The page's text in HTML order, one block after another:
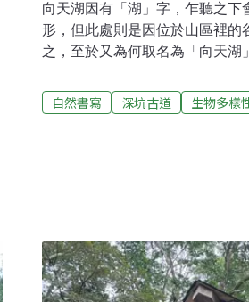
向天湖因有「湖」字，乍聽之
形，但此處則是因位於山區裡的
之，至於又為何取名為「向天湖
尾出發，經中正橋至文山路後左
24°59'53"N、121°36'50"E）即
卷柏與穿著圍裙的臺灣桫欏等，
來到小徑的
自然書寫 深坑古道 生物多樣